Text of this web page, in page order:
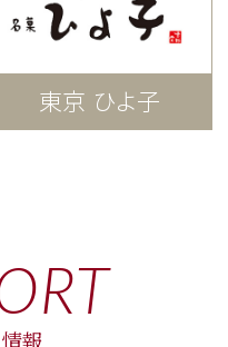
東京 ひよ子
カタヌキヤ
報